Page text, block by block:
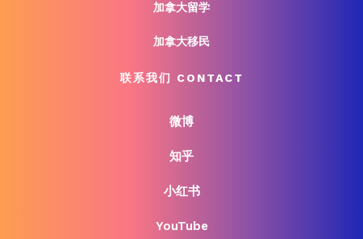
加拿大留学
加拿大移民
联系我们 CONTACT
微博
知乎
小红书
YouTube